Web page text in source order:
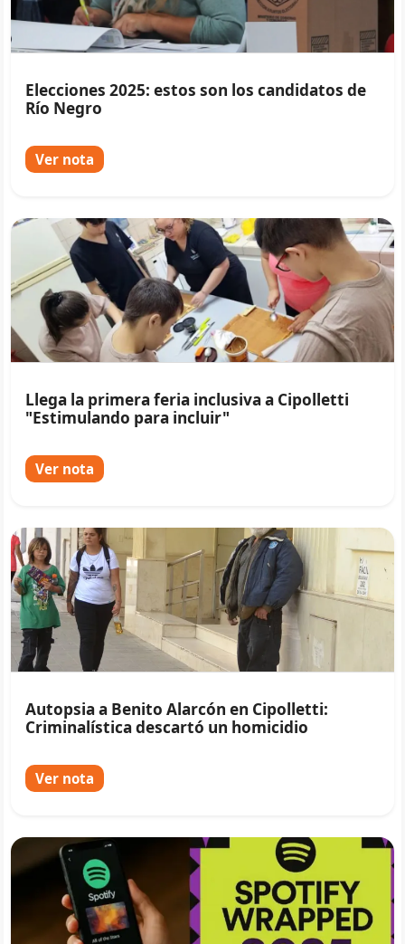
Elecciones 2025: estos son los candidatos de
Río Negro
Ver nota
Llega la primera feria inclusiva a Cipolletti
"Estimulando para incluir"
Ver nota
Autopsia a Benito Alarcón en Cipolletti:
Criminalística descartó un homicidio
Ver nota